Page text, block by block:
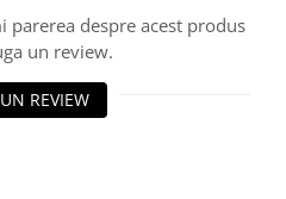
parerea despre acest produs
un review.
REVIEW